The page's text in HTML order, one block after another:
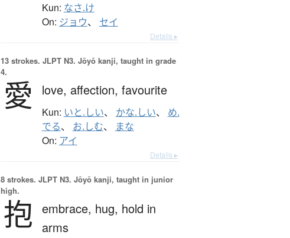
Kun: なさ.け
On: ジョウ、 セイ
Details ▸
13 strokes. JLPT N3. Jōyō kanji, taught in grade
4.
愛 love, affection, favourite
Kun: いと.しい、 かな.しい、 め.
でる、 お.しむ、 まな
On: アイ
Details ▸
8 strokes. JLPT N3. Jōyō kanji, taught in junior
high.
抱 embrace, hug, hold in
arms